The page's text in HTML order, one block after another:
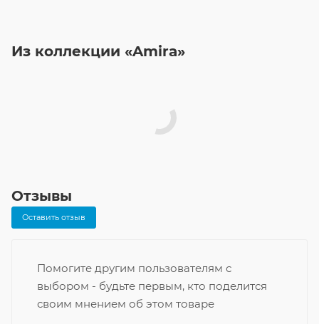
Из коллекции «Amira»
Отзывы
Оставить отзыв
Помогите другим пользователям с
выбором - будьте первым, кто поделится
своим мнением об этом товаре